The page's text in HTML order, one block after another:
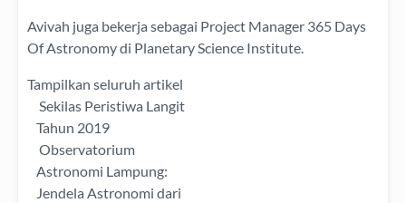
Avivah juga bekerja sebagai Project Manager 365 Days
Of Astronomydi Planetary Science Institute.
Tampilkan seluruh artikel
Sekilas Peristiwa Langit
Tahun 2019
Observatorium
Astronomi Lampung:
Jendela Astronomi dari